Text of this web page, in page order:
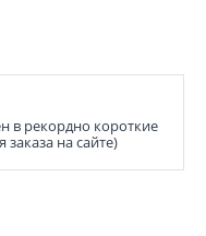
в рекордно короткие
на сайте)